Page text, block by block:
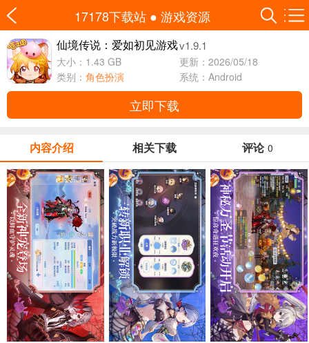
17178下载站 ● 游戏资源
仙境传说：爱如初见游戏v1.9.1
大小：1.43 GB
更新：2026/05/18
类别： 角色扮演 系统：Android
立即下载
内容介绍 相关下载 评论 0